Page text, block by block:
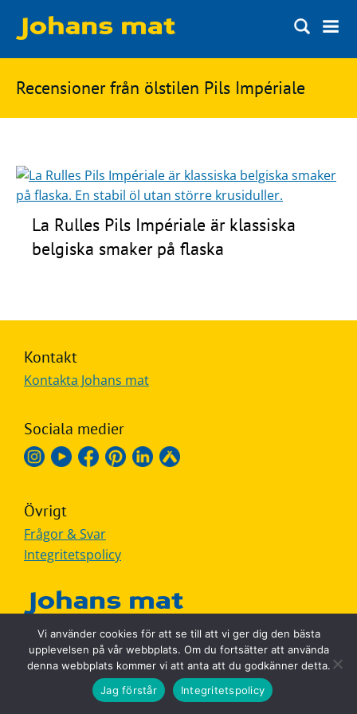
Matbloggen
Innertemperaturer
Ingredienser
Ölbloggen
Ölsnack
Topplistan
Kontakt
Frågor
svar
Ölprovning
Sök
på
mat
Recensioner från ölstilen Pils Impériale
La Rulles Pils Impériale är klassiska
belgiska smaker på flaska
Kontakt
Kontakta Johans mat
Sociala medier
Övrigt
Frågor & Svar
Integritetspolicy
MADE IN SWEDEN
Vi använder cookies för att se till att vi ger dig den bästa
upplevelsen på vår webbplats. Om du fortsätter att använda
denna webbplats kommer vi att anta att du godkänner detta.
Jag förstår
Integritetspolicy